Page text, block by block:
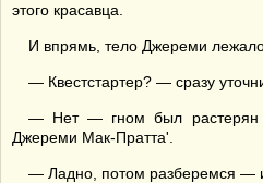
этого красавца.
И впрямь, тело Джереми лежало
— Квестстартер? — сразу
— Нет — гном был растерян
Джереми Мак-Пратта'.
— Ладно, потом разберемся —